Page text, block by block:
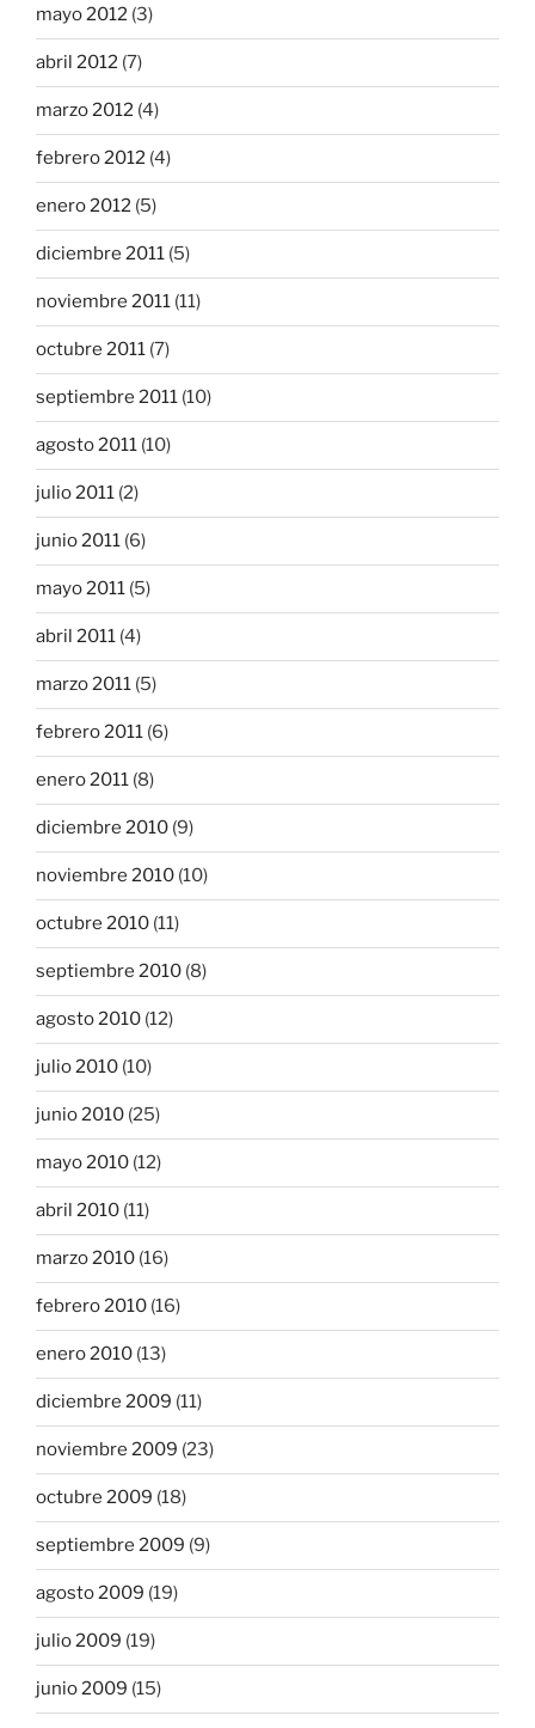
mayo 2012 (3)
abril 2012 (7)
marzo 2012 (4)
febrero 2012 (4)
enero 2012 (5)
diciembre 2011 (5)
noviembre 2011 (11)
octubre 2011 (7)
septiembre 2011 (10)
agosto 2011 (10)
julio 2011 (2)
junio 2011 (6)
mayo 2011 (5)
abril 2011 (4)
marzo 2011 (5)
febrero 2011 (6)
enero 2011 (8)
diciembre 2010 (9)
noviembre 2010 (10)
octubre 2010 (11)
septiembre 2010 (8)
agosto 2010 (12)
julio 2010 (10)
junio 2010 (25)
mayo 2010 (12)
abril 2010 (11)
marzo 2010 (16)
febrero 2010 (16)
enero 2010 (13)
diciembre 2009 (11)
noviembre 2009 (23)
octubre 2009 (18)
septiembre 2009 (9)
agosto 2009 (19)
julio 2009 (19)
junio 2009 (15)